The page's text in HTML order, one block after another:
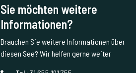
Sie möchten weitere
Informationen?
Brauchen Sie weitere Informationen über
diesen See? Wir helfen gerne weiter